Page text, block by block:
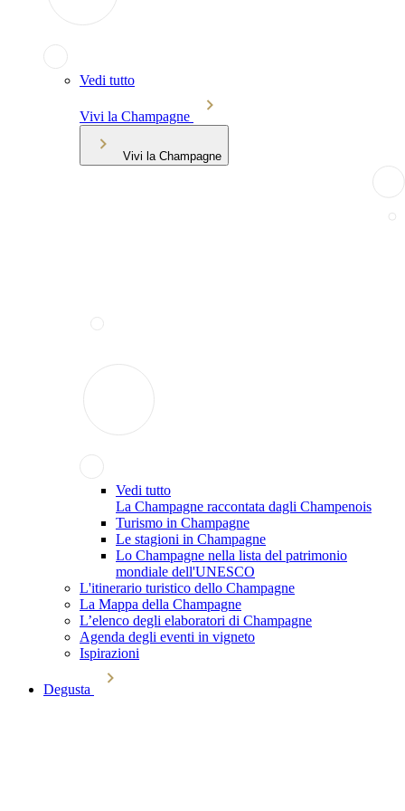
Vedi tutto
Vivi la Champagne
Vivi la Champagne
Vedi tutto
La Champagne raccontata dagli Champenois
Turismo in Champagne
Le stagioni in Champagne
Lo Champagne nella lista del patrimonio
mondiale dell'UNESCO
L'itinerario turistico dello Champagne
La Mappa della Champagne
L’elenco degli elaboratori di Champagne
Agenda degli eventi in vigneto
Ispirazioni
Degusta